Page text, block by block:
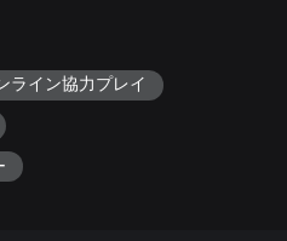
く荒廃した氷の世界を探索し
ましいミュータントと化し
らず者たちなど、血に飢えた
、呪われた村人たちの不気
そう！
ライン協力プレイ